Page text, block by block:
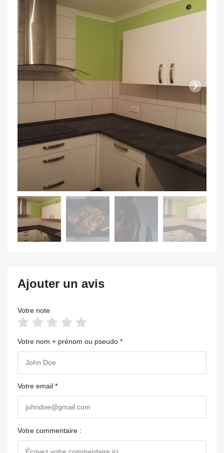
Ajouter un avis
Votre note
Votre nom + prénom ou pseudo *
Votre email *
Votre commentaire :